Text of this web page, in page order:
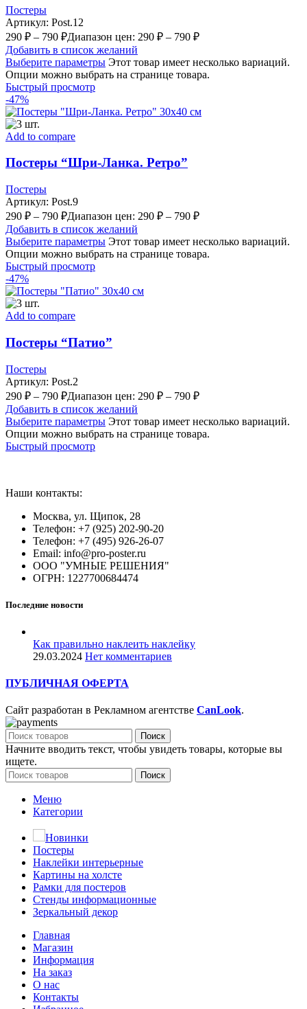
Постеры
Артикул: Post.12
290 ₽ – 790 ₽Диапазон цен: 290 ₽ – 790 ₽
Добавить в список желаний
Выберите параметры Этот товар имеет несколько вариаций.
Опции можно выбрать на странице товара.
Быстрый просмотр
-47%
Add to compare
Постеры “Шри-Ланка. Ретро”
Постеры
Артикул: Post.9
290 ₽ – 790 ₽Диапазон цен: 290 ₽ – 790 ₽
Добавить в список желаний
Выберите параметры Этот товар имеет несколько вариаций.
Опции можно выбрать на странице товара.
Быстрый просмотр
-47%
Add to compare
Постеры “Патио”
Постеры
Артикул: Post.2
290 ₽ – 790 ₽Диапазон цен: 290 ₽ – 790 ₽
Добавить в список желаний
Выберите параметры Этот товар имеет несколько вариаций.
Опции можно выбрать на странице товара.
Быстрый просмотр
Наши контакты:
Москва, ул. Щипок, 28
Телефон: +7 (925) 202-90-20
Телефон: +7 (495) 926-26-07
Email: info@pro-poster.ru
ООО "УМНЫЕ РЕШЕНИЯ"
ОГРН: 1227700684474
Последние новости
Как правильно наклеить наклейку
29.03.2024 Нет комментариев
ПУБЛИЧНАЯ ОФЕРТА
Сайт разработан в Рекламном агентстве CanLook.
Поиск
Начните вводить текст, чтобы увидеть товары, которые вы
ищете.
Поиск
Меню
Категории
Новинки
Постеры
Наклейки интерьерные
Картины на холсте
Рамки для постеров
Стенды информационные
Зеркальный декор
Главная
Магазин
Информация
На заказ
О нас
Контакты